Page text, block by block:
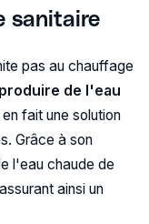
sanitaire
pas au chauffage
produire de l'eau
fait une solution
Grâce à son
l'eau chaude de
ainsi un